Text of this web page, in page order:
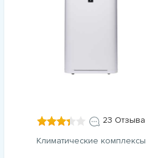
23 Отзыва
Климатические комплексы